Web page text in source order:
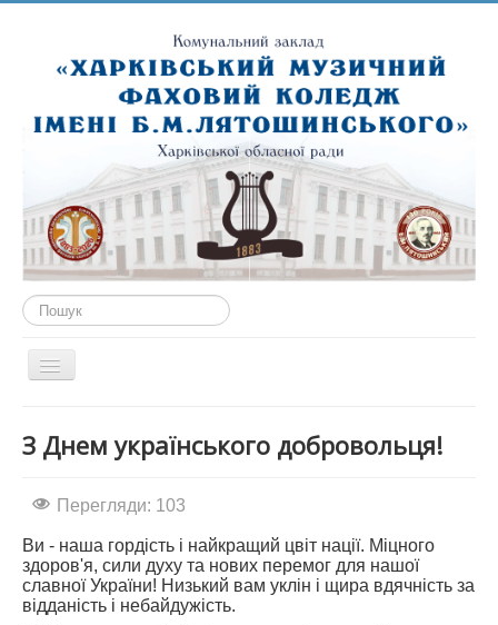
Пошук...
Перемикач
ПРО НАС
ПУБЛІЧНА ІНФОРМАЦІЯ
СТУДЕНТУ
КАБІНЕТ МЕТОДИСТА
З Днем українського добровольця!
Перегляди: 103
Ви - наша гордість і найкращий цвіт нації. Міцного
здоров'я, сили духу та нових перемог для нашої
славної України! Низький вам уклін і щира вдячність за
відданість і небайдужість.